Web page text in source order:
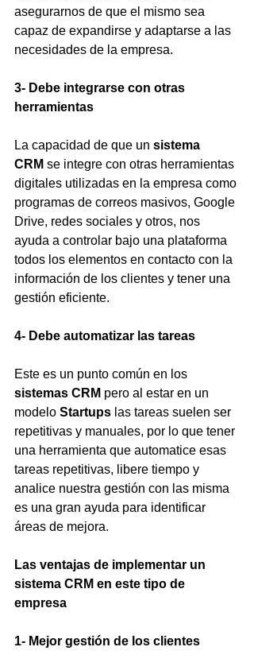
asegurarnos de que el mismo sea
capaz de expandirse y adaptarse a las
necesidades de la empresa.
3- Debe integrarse con otras
herramientas
La capacidad de que un sistema
CRM se integre con otras herramientas
digitales utilizadas en la empresa como
programas de correos masivos, Google
Drive, redes sociales y otros, nos
ayuda a controlar bajo una plataforma
todos los elementos en contacto con la
información de los clientes y tener una
gestión eficiente.
4- Debe automatizar las tareas
Este es un punto común en los
sistemas CRM pero al estar en un
modelo Startups las tareas suelen ser
repetitivas y manuales, por lo que tener
una herramienta que automatice esas
tareas repetitivas, libere tiempo y
analice nuestra gestión con las misma
es una gran ayuda para identificar
áreas de mejora.
Las ventajas de implementar un
sistema CRM en este tipo de
empresa
1- Mejor gestión de los clientes